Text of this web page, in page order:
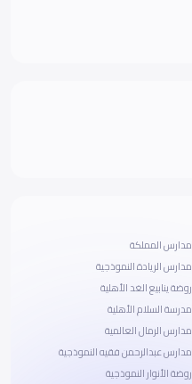
مدارس المملكة
مدارس الريادة النموذجية
روضة ينابيع الغد الأهلية
مدرسة السلام الأهلية
مدارس الرمال العالمية
مدارس عبدالرحمن فقيه النموذجية
روضة الأنوار النموذجية